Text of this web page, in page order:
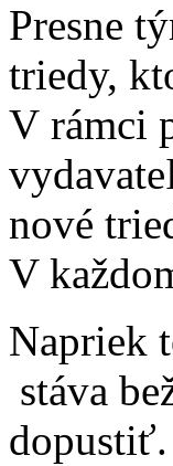
Presne
triedy,
V rámci
nové
V
Napriek
stáva
dopustiť.